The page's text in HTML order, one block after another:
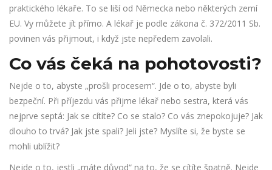
praktického lékaře. To se liší od Německa nebo některých zemí
EU. Vy můžete jít přímo. A lékař je podle zákona č. 372/2011 Sb.
povinen vás přijmout, i když jste nepředem zavolali.
Co vás čeká na pohotovosti?
Nejde o to, abyste „prošli procesem“. Jde o to, abyste byli
bezpeční. Při příjezdu vás přijme lékař nebo sestra, která vás
nejprve septá: Jak se cítíte? Co se stalo? Co vás znepokojuje? Jak
dlouho to trvá? Jak jste spali? Jeli jste? Myslíte si, že byste se
mohli ublížit?
Nejde o to, jestli „máte důvod“ na to, že se cítíte špatně. Nejde